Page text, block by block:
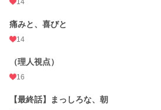
14
痛みと、喜びと
14
（理人視点）
16
【最終話】まっしろな、朝